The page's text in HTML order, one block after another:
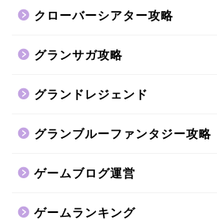
クローバーシアター攻略
グランサガ攻略
グランドレジェンド
グランブルーファンタジー攻略
ゲームブログ運営
ゲームランキング